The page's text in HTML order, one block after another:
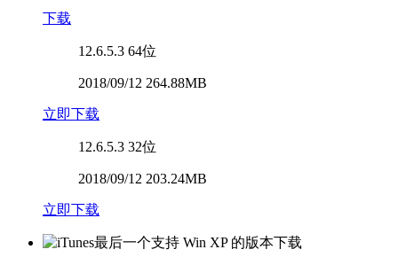
下载
12.6.5.3 64位
2018/09/12 264.88MB
立即下载
12.6.5.3 32位
2018/09/12 203.24MB
立即下载